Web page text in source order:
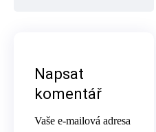
Napsat
komentář
Vaše e-mailová adresa